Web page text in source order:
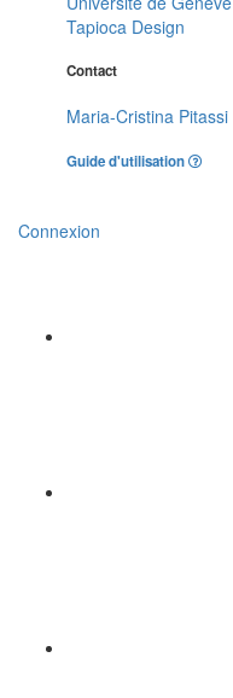
Tapioca Design
Contact
Maria-Cristina Pitassi
Guide d'utilisation
Connexion